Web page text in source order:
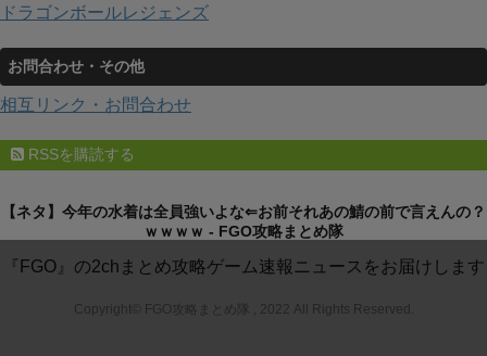
ドラゴンボールレジェンズ
お問合わせ・その他
相互リンク・お問合わせ
RSSを購読する
【ネタ】今年の水着は全員強いよな⇐お前それあの鯖の前で言えんの？
ｗｗｗｗ - FGO攻略まとめ隊
『FGO』の2chまとめ攻略ゲーム速報ニュースをお届けします
Copyright© FGO攻略まとめ隊 , 2022 All Rights Reserved.